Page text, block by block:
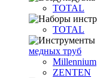
TOTAL
TOTAL
медных труб
Millennium
ZENTEN